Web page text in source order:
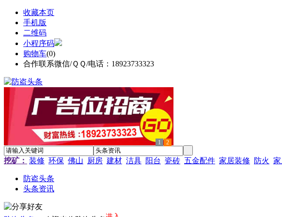
收藏本页
手机版
二维码
小程序码
购物车(0)
合作联系微信/ＱＱ/电话：18923733323
1 2
挖矿： 装修 环保 佛山 厨房 建材 洁具 阳台 瓷砖 五金配件 家居装修 防火
防盗头条
头条资讯